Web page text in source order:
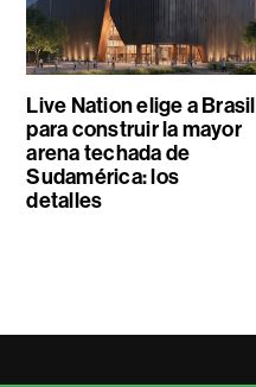
Live Nation elige a Brasil
para construir la mayor
arena techada de
Sudamérica: los
detalles